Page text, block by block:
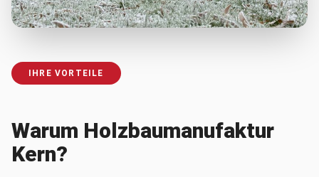
IHRE VORTEILE
Warum Holzbaumanufaktur
Kern?